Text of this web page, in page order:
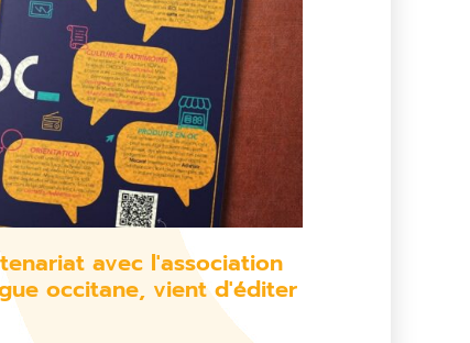
avec l'association
occitane, vient d'éditer